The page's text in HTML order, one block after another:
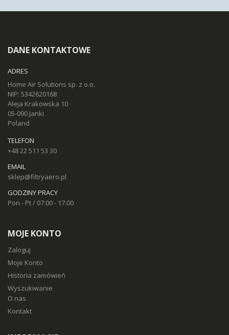
DANE KONTAKTOWE
ADRES
Home Air Solutions sp. z o.o.
NIP: 5342620168
Aleja Krakowska 10
05-090 Janki
Poland
TELEFON
+48 22 511 53 30
EMAIL
sklep@filtryaero.pl
GODZINY PRACY
Pon - Pt / 07:00 - 17:00
MOJE KONTO
Zaloguj
Moje Konto
Historia zamówień
Wyszukiwanie
O nas
Kontakt